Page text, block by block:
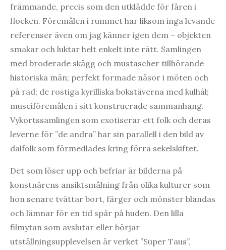
främmande, precis som den utklädde för fåren i
flocken. Föremålen i rummet har liksom inga levande
referenser även om jag känner igen dem – objekten
smakar och luktar helt enkelt inte rätt. Samlingen
med broderade skägg och mustascher tillhörande
historiska män; perfekt formade näsor i möten och
på rad; de rostiga kyrilliska bokstäverna med kulhål;
museiföremålen i sitt konstruerade sammanhang.
Vykortssamlingen som exotiserar ett folk och deras
leverne för ”de andra” har sin parallell i den bild av
dalfolk som förmedlades kring förra sekelskiftet.
Det som löser upp och befriar är bilderna på
konstnärens ansiktsmålning från olika kulturer som
hon senare tvättar bort, färger och mönster blandas
och lämnar för en tid spår på huden. Den lilla
filmytan som avslutar eller börjar
utställningsupplevelsen är verket ”Super Taus”,